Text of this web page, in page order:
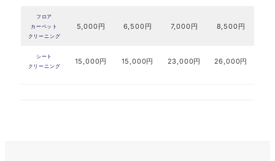
フロア
カーペット
クリーニング
5,000円 6,500円 7,000円 8,500円
シート
クリーニング
15,000円 15,000円 23,000円 26,000円